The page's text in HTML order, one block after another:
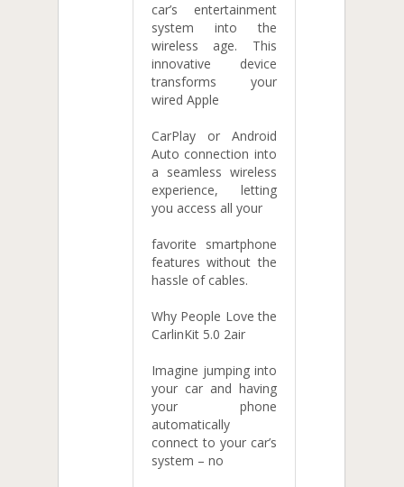
car’s entertainment
system into the
wireless age. This
innovative device
transforms your
wired Apple
CarPlay or Android
Auto connection into
a seamless wireless
experience, letting
you access all your
favorite smartphone
features without the
hassle of cables.
Why People Love the
CarlinKit 5.0 2air
Imagine jumping into
your car and having
your phone
automatically
connect to your car’s
system – no